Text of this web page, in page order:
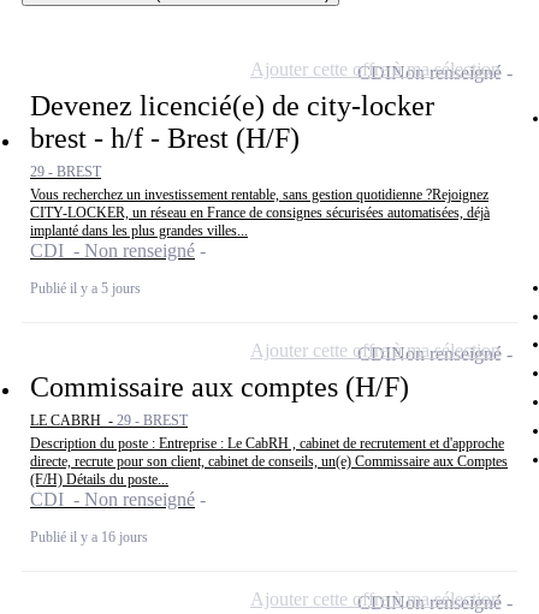
Devenez licencié(e) de city-locker
brest - h/f - Brest (H/F)
29 - BREST
Vous recherchez un investissement rentable, sans gestion quotidienne ?Rejoignez
CITY-LOCKER, un réseau en France de consignes sécurisées automatisées, déjà
implanté dans les plus grandes villes...
CDI - Non renseigné
Publié il y a 5 jours
CDINon renseigné
Ajouter cette offre à ma sélection
Commissaire aux comptes (H/F)
LE CABRH - 29 - BREST
Description du poste : Entreprise : Le CabRH , cabinet de recrutement et d'approche
directe, recrute pour son client, cabinet de conseils, un(e) Commissaire aux Comptes
(F/H) Détails du poste...
CDI - Non renseigné
Publié il y a 16 jours
CDINon renseigné
Ajouter cette offre à ma sélection
CDINon renseigné
Ajouter cette offre à ma sélection